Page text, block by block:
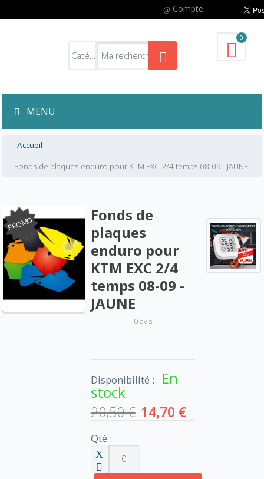
Compte
0
MENU
Accueil
Fonds de plaques enduro pour KTM EXC 2/4 temps 08-09 - JAUNE
PROMO
Fonds de
plaques
enduro pour
KTM EXC 2/4
temps 08-09 -
JAUNE
0 avis
Disponibilité : En
stock
20,50 € 14,70 €
Qté :